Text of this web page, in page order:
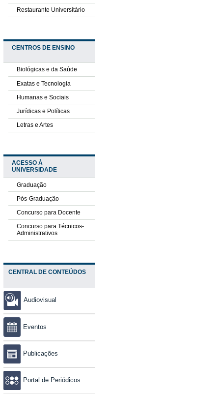
Restaurante Universitário
CENTROS DE ENSINO
Biológicas e da Saúde
Exatas e Tecnologia
Humanas e Sociais
Jurídicas e Políticas
Letras e Artes
ACESSO À
UNIVERSIDADE
Graduação
Pós-Graduação
Concurso para Docente
Concurso para Técnicos-
Administrativos
CENTRAL DE CONTEÚDOS
Audiovisual
Eventos
Publicações
Portal de Periódicos